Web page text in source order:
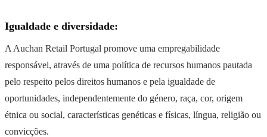
Igualdade e diversidade:
A Auchan Retail Portugal promove uma empregabilidade
responsável, através de uma política de recursos humanos pautada
pelo respeito pelos direitos humanos e pela igualdade de
oportunidades, independentemente do género, raça, cor, origem
étnica ou social, características genéticas e físicas, língua, religião ou
convicções.